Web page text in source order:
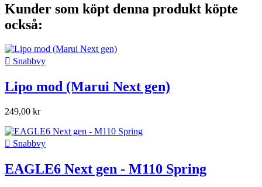
Kunder som köpt denna produkt köpte
också:
 Snabbvy
Lipo mod (Marui Next gen)
249,00 kr
 Snabbvy
EAGLE6 Next gen - M110 Spring